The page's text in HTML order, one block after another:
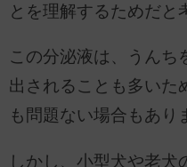
とを理解するためだと
この分泌液は、うんち
出されることも多いた
も問題ない場合もあり
しかし、小型犬や老犬